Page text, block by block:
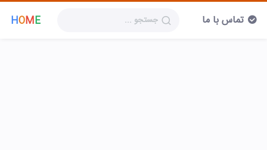
HOME تماس با ما